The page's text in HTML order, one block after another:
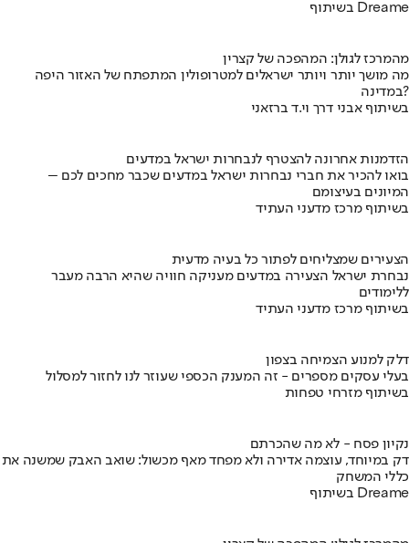
בשיתוף Dreame
מהמרכז לגולן: המהפכה של קצרין
מה מושך יותר ויותר ישראלים למטרופולין המתפתח של האזור היפה
במדינה?
בשיתוף אבני דרך וי.ד ברזאני
הזדמנות אחרונה להצטרף לנבחרות ישראל במדעים
בואו להכיר את חברי נבחרות ישראל במדעים שכבר מחכים לכם –
המיונים בעיצומם
בשיתוף מרכז מדעני העתיד
הצעירים שמצליחים לפתור כל בעיה מדעית
נבחרת ישראל הצעירה במדעים מעניקה חוויה שהיא הרבה מעבר
ללימודים
בשיתוף מרכז מדעני העתיד
דלק למנוע הצמיחה בצפון
בעלי עסקים מספרים - זה המענק הכספי שעוזר לנו לחזור למסלול
בשיתוף מזרחי טפחות
נקיון פסח - לא מה שהכרתם
דק במיוחד, עוצמה אדירה ולא מפחד מאף מכשול: שואב האבק שמשנה את
כללי המשחק
בשיתוף Dreame